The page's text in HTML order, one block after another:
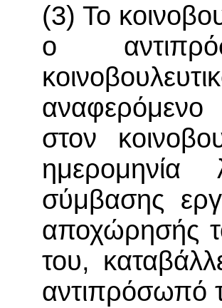
(3) Το
ο
στον
σύμβασης
αποχώρησής
του,
αντιπρόσωπό